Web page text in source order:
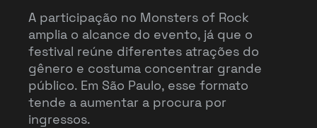
A participação no Monsters of Rock
amplia o alcance do evento, já que o
festival reúne diferentes atrações do
gênero e costuma concentrar grande
público. Em São Paulo, esse formato
tende a aumentar a procura por
ingressos.